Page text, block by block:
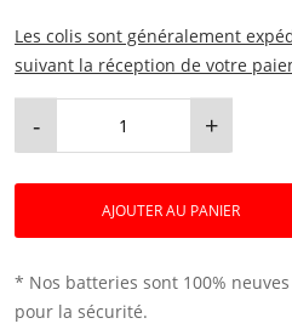
Les colis sont généralement
suivant la réception de votre
- +
AJOUTER AU PANIER
* Nos batteries sont 100% neuves
pour la sécurité.